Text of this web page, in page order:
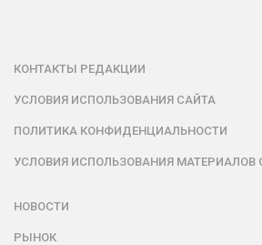
КОНТАКТЫ РЕДАКЦИИ
УСЛОВИЯ ИСПОЛЬЗОВАНИЯ САЙТА
ПОЛИТИКА КОНФИДЕНЦИАЛЬНОСТИ
УСЛОВИЯ ИСПОЛЬЗОВАНИЯ МАТЕРИАЛОВ
НОВОСТИ
РЫНОК